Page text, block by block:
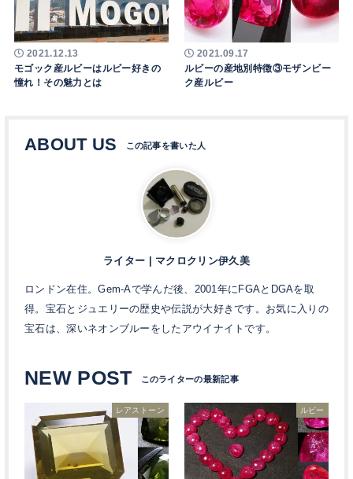
2021.12.13
モゴック産ルビーはルビー好きの
憧れ！その魅力とは
2021.09.17
ルビーの産地別特徴③モザンビー
ク産ルビー
ABOUT US
ライター | マクロクリン伊久美
ロンドン在住。Gem-Aで学んだ後、2001年にFGAとDGAを取
得。宝石とジュエリーの歴史や伝説が大好きです。お気に入りの
宝石は、深いネオンブルーをしたアウイナイトです。
NEW POST
レアストーン ルビー